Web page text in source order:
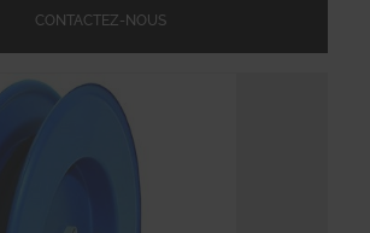
CONTACTEZ-NOUS